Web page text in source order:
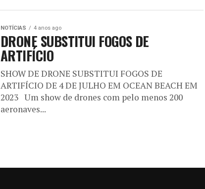
NOTÍCIAS 4 anos ago
DRONE SUBSTITUI FOGOS DE
ARTIFÍCIO
SHOW DE DRONE SUBSTITUI FOGOS DE
ARTIFÍCIO DE 4 DE JULHO EM OCEAN BEACH EM
2023 Um show de drones com pelo menos 200
aeronaves...